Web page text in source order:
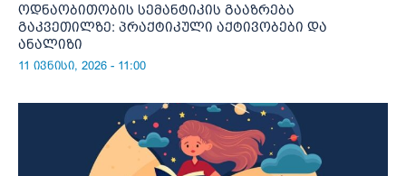
ოდნაობითობის სემანტიკის გააზრება
გაკვეთილზე: პრაქტიკული აქტივობები და
ანალიზი
11 ივნისი, 2026 - 11:00